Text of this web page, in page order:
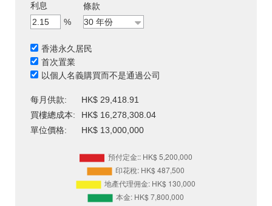
利息
%
條款
香港永久居民
首次置業
以個人名義購買而不是通過公司
每月供款:
HK$ 29,418.91
買樓總成本:
HK$ 16,278,308.04
單位價格:
HK$ 13,000,000